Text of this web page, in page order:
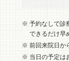
※ 予約なしで診
できるだけ早
※ 前回来院日か
※ 当日の予定は